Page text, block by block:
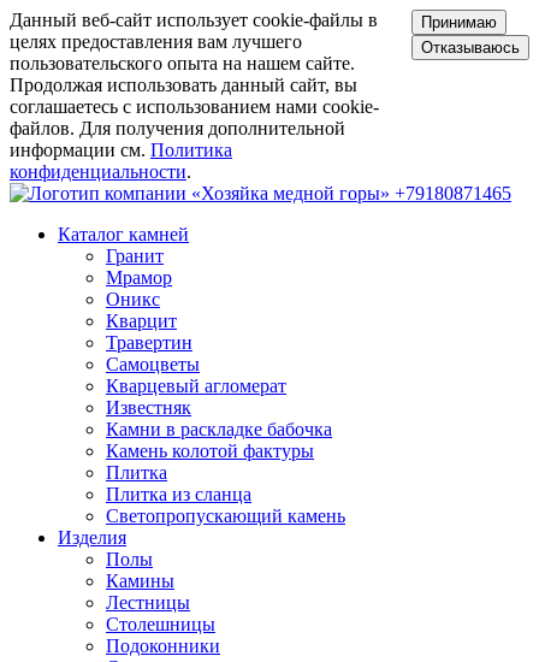
Данный веб-сайт использует cookie-файлы в
целях предоставления вам лучшего
пользовательского опыта на нашем сайте.
Продолжая использовать данный сайт, вы
соглашаетесь с использованием нами cookie-
файлов. Для получения дополнительной
информации см. Политика
конфиденциальности.
Принимаю
Отказываюсь
+79180871465
Каталог камней
Гранит
Мрамор
Оникс
Кварцит
Травертин
Самоцветы
Кварцевый агломерат
Известняк
Камни в раскладке бабочка
Камень колотой фактуры
Плитка
Плитка из сланца
Светопропускающий камень
Изделия
Полы
Камины
Лестницы
Столешницы
Подоконники